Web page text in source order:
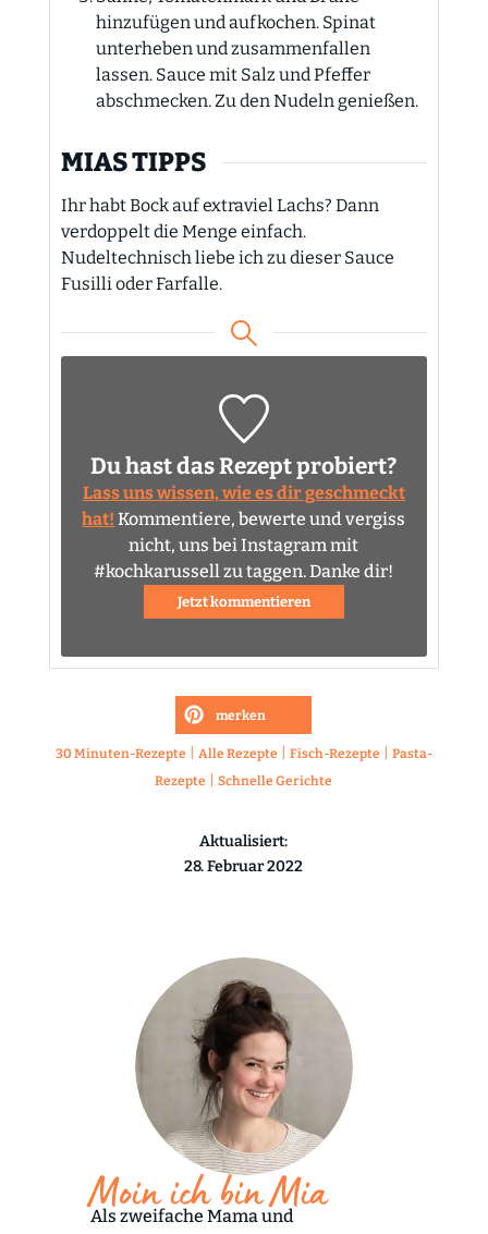
hinzufügen und aufkochen. Spinat
unterheben und zusammenfallen
lassen. Sauce mit Salz und Pfeffer
abschmecken. Zu den Nudeln genießen.
MIAS TIPPS
Ihr habt Bock auf extraviel Lachs? Dann
verdoppelt die Menge einfach.
Nudeltechnisch liebe ich zu dieser Sauce
Fusilli oder Farfalle.
Du hast das Rezept probiert?
Lass uns wissen, wie es dir geschmeckt
hat! Kommentiere, bewerte und vergiss
nicht, uns bei Instagram mit
#kochkarussell zu taggen. Danke dir!
Jetzt kommentieren
merken
30 Minuten-Rezepte Alle Rezepte Fisch-Rezepte
Pasta-
Rezepte
|Schnelle Gerichte
Aktualisiert:
28. Februar 2022
Moin ich bin Mia
Als zweifache Mama und